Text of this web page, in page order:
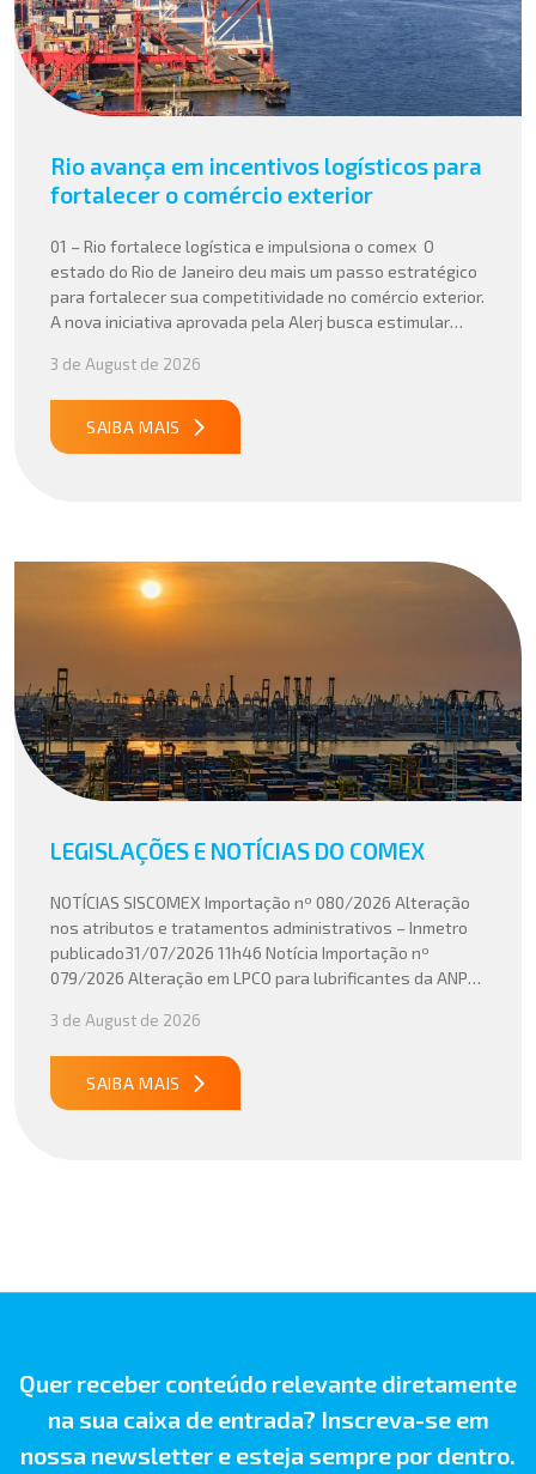
Rio avança em incentivos logísticos para
fortalecer o comércio exterior
01 – Rio fortalece logística e impulsiona o comex O
estado do Rio de Janeiro deu mais um passo estratégico
para fortalecer sua competitividade no comércio exterior.
A nova iniciativa aprovada pela Alerj busca estimular
para empresas que atuam com importação e exportação,
especialmente em setores que […]
3 de August de 2026
SAIBA MAIS
LEGISLAÇÕES E NOTÍCIAS DO COMEX
NOTÍCIAS SISCOMEX Importação nº 080/2026 Alteração
nos atributos e tratamentos administrativos – Inmetro
publicado31/07/2026 11h46 Notícia Importação nº
079/2026 Alteração em LPCO para lubrificantes da ANP
078/2026 Atualização do cálculo do Imposto de
Importação no Acordo Mercosul – União Europeia
publicado29/07/2026 18h47 Notícia PUBLICADO DOU
31/07/26 ATO CONJUNTO RFB/CGIBS Nº […]
3 de August de 2026
SAIBA MAIS
Quer receber conteúdo relevante diretamente
na sua caixa de entrada? Inscreva-se em
nossa newsletter e esteja sempre por dentro.